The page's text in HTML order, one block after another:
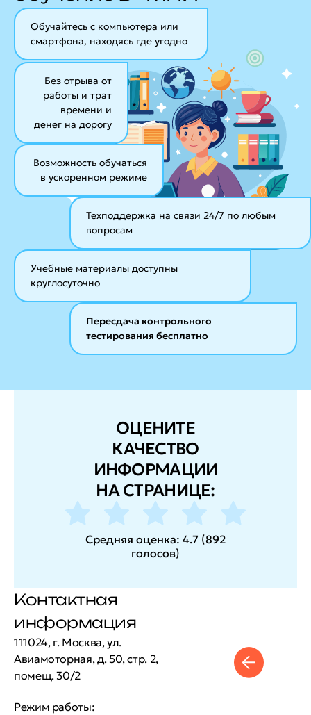
Обучайтесь с компьютера или
смартфона, находясь где угодно
Возможность обучаться
в ускоренном режиме
Без отрыва от
работы и трат
времени и
денег на дорогу
Техподдержка на связи 24/7 по любым
вопросам
Учебные материалы доступны
круглосуточно
Пересдача контрольного
тестирования бесплатно
ОЦЕНИТЕ
КАЧЕСТВО
ИНФОРМАЦИИ
НА СТРАНИЦЕ:
Средняя оценка: 4.7 (892
голосов)
Контактная
информация
111024, г. Москва, ул.
Авиамоторная, д. 50, стр. 2,
помещ. 30/2
Режим работы: